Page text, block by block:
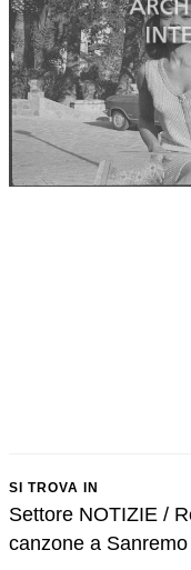
SI TROVA IN
Settore NOTIZIE /
canzone a Sanremo